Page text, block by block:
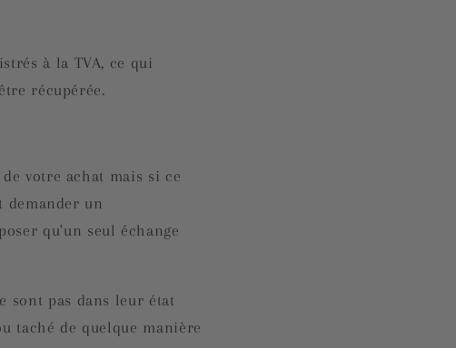
à la TVA, ce qui
récupérée.
votre achat mais si ce
demander un
qu'un seul échange
sont pas dans leur état
taché de quelque manière